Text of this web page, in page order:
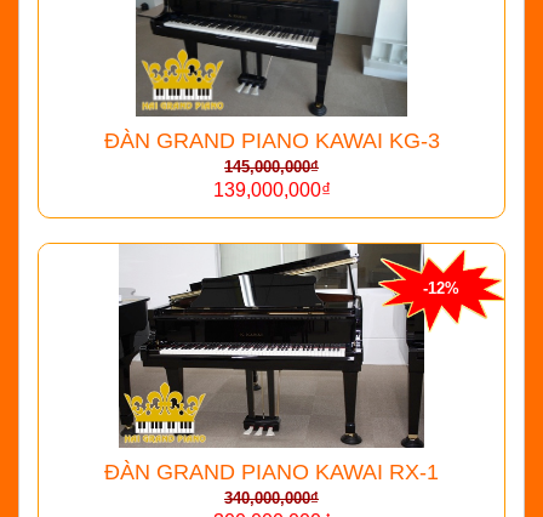
ĐÀN GRAND PIANO KAWAI KG-3
145,000,000₫
139,000,000₫
-12%
ĐÀN GRAND PIANO KAWAI RX-1
340,000,000₫